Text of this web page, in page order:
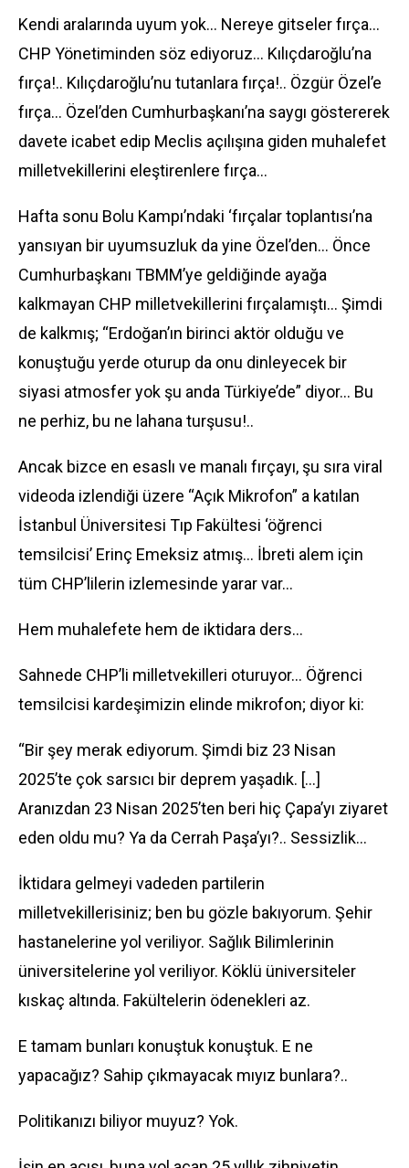
Kendi aralarında uyum yok… Nereye gitseler fırça…
CHP Yönetiminden söz ediyoruz… Kılıçdaroğlu’na
fırça!.. Kılıçdaroğlu’nu tutanlara fırça!.. Özgür Özel’e
fırça… Özel’den Cumhurbaşkanı’na saygı göstererek
davete icabet edip Meclis açılışına giden muhalefet
milletvekillerini eleştirenlere fırça…
Hafta sonu Bolu Kampı’ndaki ‘fırçalar toplantısı’na
yansıyan bir uyumsuzluk da yine Özel’den… Önce
Cumhurbaşkanı TBMM’ye geldiğinde ayağa
kalkmayan CHP milletvekillerini fırçalamıştı… Şimdi
de kalkmış; “Erdoğan’ın birinci aktör olduğu ve
konuştuğu yerde oturup da onu dinleyecek bir
siyasi atmosfer yok şu anda Türkiye’de” diyor… Bu
ne perhiz, bu ne lahana turşusu!..
Ancak bizce en esaslı ve manalı fırçayı, şu sıra viral
videoda izlendiği üzere “Açık Mikrofon” a katılan
İstanbul Üniversitesi Tıp Fakültesi ‘öğrenci
temsilcisi’ Erinç Emeksiz atmış… İbreti alem için
tüm CHP’lilerin izlemesinde yarar var…
Hem muhalefete hem de iktidara ders…
Sahnede CHP’li milletvekilleri oturuyor… Öğrenci
temsilcisi kardeşimizin elinde mikrofon; diyor ki:
“Bir şey merak ediyorum. Şimdi biz 23 Nisan
2025’te çok sarsıcı bir deprem yaşadık. […]
Aranızdan 23 Nisan 2025’ten beri hiç Çapa’yı ziyaret
eden oldu mu? Ya da Cerrah Paşa’yı?.. Sessizlik…
İktidara gelmeyi vadeden partilerin
milletvekillerisiniz; ben bu gözle bakıyorum. Şehir
hastanelerine yol veriliyor. Sağlık Bilimlerinin
üniversitelerine yol veriliyor. Köklü üniversiteler
kıskaç altında. Fakültelerin ödenekleri az.
E tamam bunları konuştuk konuştuk. E ne
yapacağız? Sahip çıkmayacak mıyız bunlara?..
Politikanızı biliyor muyuz? Yok.